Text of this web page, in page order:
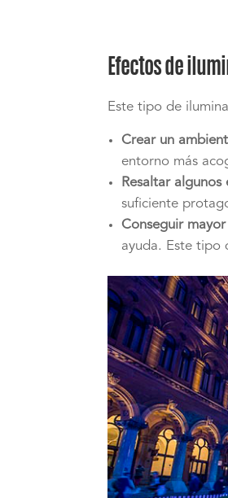
Efectos de
Este tipo de
Crear un
entorno más
Resaltar
suficiente
Conseguir
ayuda. Este tipo